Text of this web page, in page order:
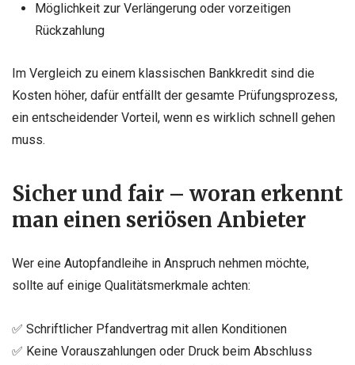
Möglichkeit zur Verlängerung oder vorzeitigen
Rückzahlung
Im Vergleich zu einem klassischen Bankkredit sind die
Kosten höher, dafür entfällt der gesamte Prüfungsprozess,
ein entscheidender Vorteil, wenn es wirklich schnell gehen
muss.
Sicher und fair – woran erkennt
man einen seriösen Anbieter
Wer eine Autopfandleihe in Anspruch nehmen möchte,
sollte auf einige Qualitätsmerkmale achten:
✅ Schriftlicher Pfandvertrag mit allen Konditionen
✅ Keine Vorauszahlungen oder Druck beim Abschluss